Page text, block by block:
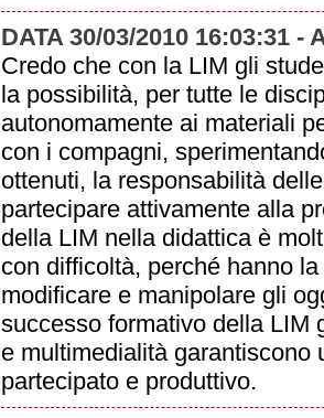
DATA 30/03/2010 16:03:31 -
Credo che con la LIM gli
la possibilità, per tutte le
autonomamente ai materiali
con i compagni,
ottenuti, la responsabilità
partecipare attivamente alla
della LIM nella didattica è
con difficoltà, perché hanno
modificare e manipolare gli
successo formativo della LIM
e multimedialità garantiscono
partecipato e produttivo.